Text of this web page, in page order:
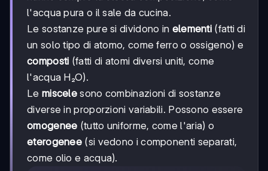
l'acqua pura o il sale da cucina.
Le sostanze pure si dividono in elementi (fatti di
un solo tipo di atomo, come ferro o ossigeno) e
composti (fatti di atomi diversi uniti, come
l'acqua H₂O).
Le miscele sono combinazioni di sostanze
diverse in proporzioni variabili. Possono essere
omogenee (tutto uniforme, come l'aria) o
eterogenee (si vedono i componenti separati,
come olio e acqua).